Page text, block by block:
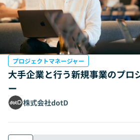
プロジェクトマネージャー
大手企業と行う新規事業のプロ
ー
株式会社dotD